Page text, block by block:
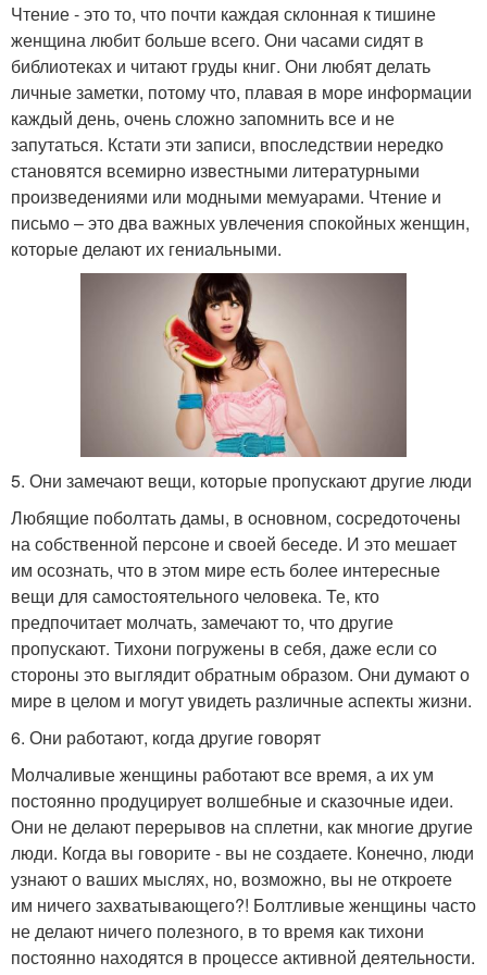
Чтение - это то, что почти каждая склонная к тишине
женщина любит больше всего. Они часами сидят в
библиотеках и читают груды книг. Они любят делать
личные заметки, потому что, плавая в море информации
каждый день, очень сложно запомнить все и не
запутаться. Кстати эти записи, впоследствии нередко
становятся всемирно известными литературными
произведениями или модными мемуарами. Чтение и
письмо – это два важных увлечения спокойных женщин,
которые делают их гениальными.
5. Они замечают вещи, которые пропускают другие люди
Любящие поболтать дамы, в основном, сосредоточены
на собственной персоне и своей беседе. И это мешает
им осознать, что в этом мире есть более интересные
вещи для самостоятельного человека. Те, кто
предпочитает молчать, замечают то, что другие
пропускают. Тихони погружены в себя, даже если со
стороны это выглядит обратным образом. Они думают о
мире в целом и могут увидеть различные аспекты жизни.
6. Они работают, когда другие говорят
Молчаливые женщины работают все время, а их ум
постоянно продуцирует волшебные и сказочные идеи.
Они не делают перерывов на сплетни, как многие другие
люди. Когда вы говорите - вы не создаете. Конечно, люди
узнают о ваших мыслях, но, возможно, вы не откроете
им ничего захватывающего?! Болтливые женщины часто
не делают ничего полезного, в то время как тихони
постоянно находятся в процессе активной деятельности.